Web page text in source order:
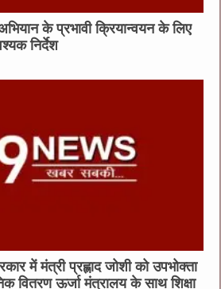
के प्रभावी क्रियान्वयन के लिए
निर्देश
में मंत्री प्रह्लाद जोशी को उपभोक्ता
वितरण ऊर्जा मंत्रालय के साथ शिक्षा